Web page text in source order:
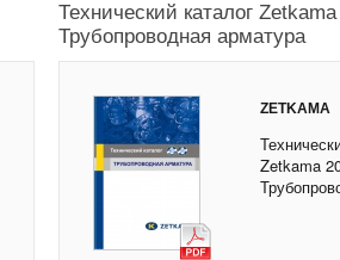
Технический каталог
Трубопроводная арматура
ZETKAMA
Zetkama